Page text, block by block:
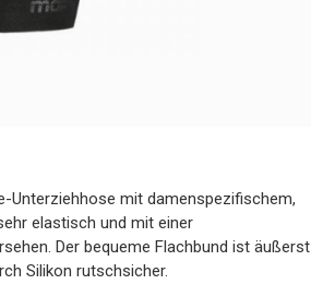
Unterziehhose mit damenspezifischem,
elastisch und mit einer
Der bequeme Flachbund ist äußerst
Silikon rutschsicher.